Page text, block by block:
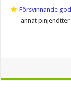
Försvinnande
annat pinjenötter